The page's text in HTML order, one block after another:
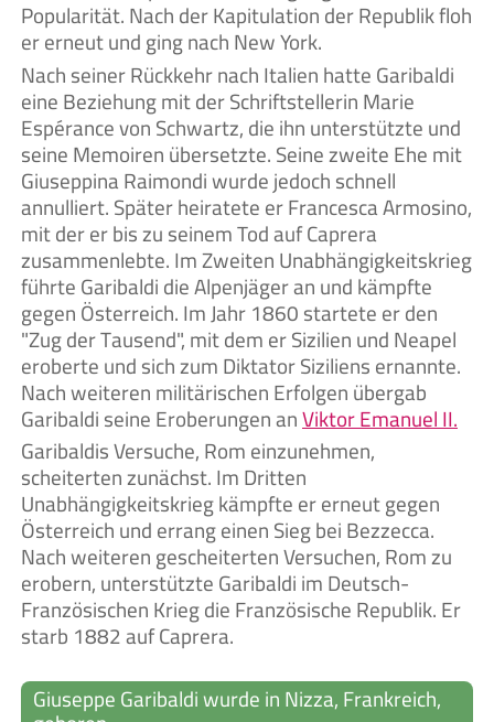
Popularität. Nach der Kapitulation der Republik floh
er erneut und ging nach New York.
Nach seiner Rückkehr nach Italien hatte Garibaldi
eine Beziehung mit der Schriftstellerin Marie
Espérance von Schwartz, die ihn unterstützte und
seine Memoiren übersetzte. Seine zweite Ehe mit
Giuseppina Raimondi wurde jedoch schnell
annulliert. Später heiratete er Francesca Armosino,
mit der er bis zu seinem Tod auf Caprera
zusammenlebte. Im Zweiten Unabhängigkeitskrieg
führte Garibaldi die Alpenjäger an und kämpfte
gegen Österreich. Im Jahr 1860 startete er den
"Zug der Tausend", mit dem er Sizilien und Neapel
eroberte und sich zum Diktator Siziliens ernannte.
Nach weiteren militärischen Erfolgen übergab
Garibaldi seine Eroberungen anViktor Emanuel II.
Garibaldis Versuche, Rom einzunehmen,
scheiterten zunächst. Im Dritten
Unabhängigkeitskrieg kämpfte er erneut gegen
Österreich und errang einen Sieg bei Bezzecca.
Nach weiteren gescheiterten Versuchen, Rom zu
erobern, unterstützte Garibaldi im Deutsch-
Französischen Krieg die Französische Republik. Er
starb 1882 auf Caprera.
Giuseppe Garibaldi wurde in Nizza, Frankreich,